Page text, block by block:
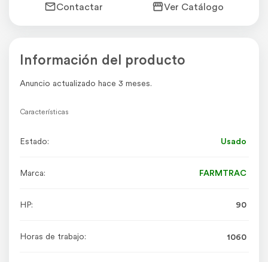
Contactar Ver Catálogo
Información del producto
Anuncio actualizado hace 3 meses.
Características
Estado: Usado
Marca: FARMTRAC
HP: 90
Horas de trabajo: 1060